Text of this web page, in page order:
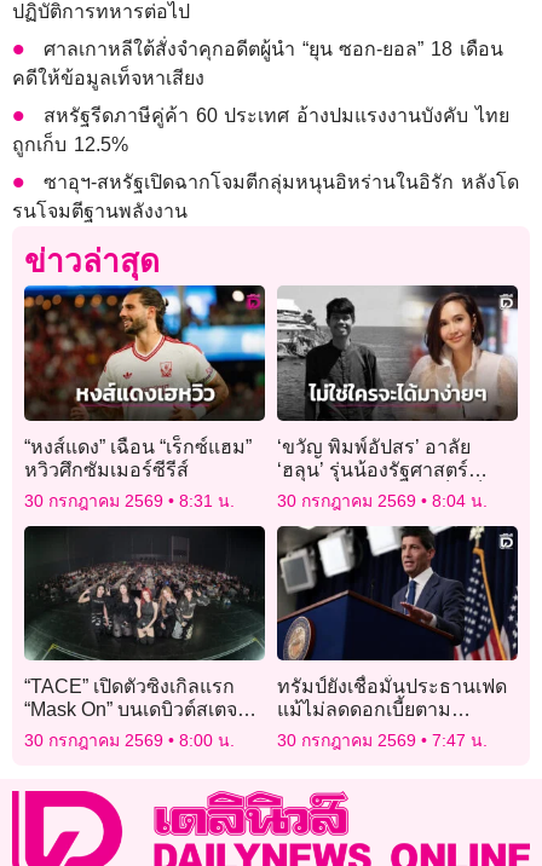
ปฏิบัติการทหารต่อไป
ศาลเกาหลีใต้สั่งจำคุกอดีตผู้นำ “ยุน ซอก-ยอล” 18 เดือน
คดีให้ข้อมูลเท็จหาเสียง
สหรัฐรีดภาษีคู่ค้า 60 ประเทศ อ้างปมแรงงานบังคับ ไทย
ถูกเก็บ 12.5%
ซาอุฯ-สหรัฐเปิดฉากโจมตีกลุ่มหนุนอิหร่านในอิรัก หลังโด
รนโจมตีฐานพลังงาน
ข่าวล่าสุด
“หงส์แดง” เฉือน “เร็กซ์แฮม”
หวิวศึกซัมเมอร์ซีรีส์
30 กรกฎาคม 2569 8:31 น.
‘ขวัญ พิมพ์อัปสร’ อาลัย
‘ฮลุน’ รุ่นน้องรัฐศาสตร์
จุฬาฯ ชื่นชมสู้ชีวิต เป็นเด็ก
ทุนที่เก่งมากๆ
30 กรกฎาคม 2569 8:04 น.
“TACE” เปิดตัวซิงเกิลแรก
“Mask On” บนเดบิวต์สเตจ
เสิร์ฟเพอร์ฟอร์แมนซ์สะกด
ทุกสายตา
30 กรกฎาคม 2569 8:00 น.
ทรัมป์ยังเชื่อมั่นประธานเฟด
แม้ไม่ลดดอกเบี้ยตาม
ต้องการ
30 กรกฎาคม 2569 7:47 น.